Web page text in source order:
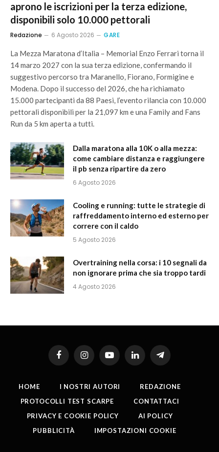
aprono le iscrizioni per la terza edizione,
disponibili solo 10.000 pettorali
Redazione 6 Agosto 2026 GARE
La Mezza Maratona d’Italia – Memorial Enzo Ferrari torna il
14 marzo 2027 con la sua terza edizione, confermando il
suggestivo percorso tra Maranello, Fiorano, Formigine e
Modena. Dopo il successo del 2026, che ha richiamato
15.000 partecipanti da 88 Paesi, l’evento rilancia con 10.000
pettorali disponibili per la 21,097 km e una Family and Fans
Run da 5 km aperta a tutti.
Dalla maratona alla 10K o alla mezza:
come cambiare distanza e raggiungere
il pb senza ripartire da zero
6 Agosto 2026
Cooling e running: tutte le strategie di
raffreddamento interno ed esterno per
correre con il caldo
5 Agosto 2026
Overtraining nella corsa: i 10 segnali da
non ignorare prima che sia troppo tardi
4 Agosto 2026
FacebookInstagramYouTubeLinkedIn Telegram
HOME I NOSTRI AUTORI
REDAZIONE
PROTOCOLLI TEST SCARPE
CONTATTACI
PRIVACY E COOKIE POLICY
AI POLICY
PUBBLICITÀ
IMPOSTAZIONI COOKIE